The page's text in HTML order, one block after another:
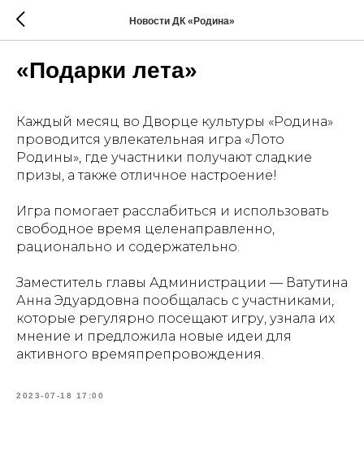
Новости ДК «Родина»
«Подарки лета»
Каждый месяц во Дворце культуры «Родина»
проводится увлекательная игра «Лото
Родины», где участники получают сладкие
призы, а также отличное настроение!
Игра помогает расслабиться и использовать
свободное время целенаправленно,
рационально и содержательно.
Заместитель главы Администрации — Ватутина
Анна Эдуардовна пообщалась с участниками,
которые регулярно посещают игру, узнала их
мнение и предложила новые идеи для
активного времяпрепровождения.
2023-07-18 17:00